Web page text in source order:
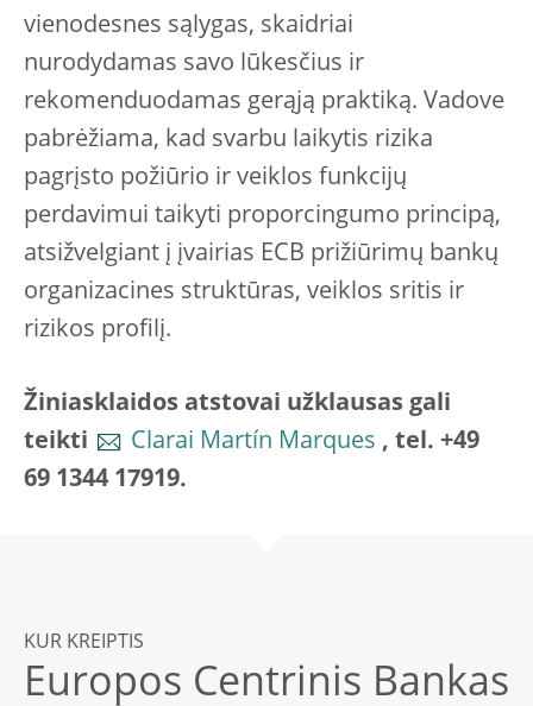
vienodesnes sąlygas, skaidriai
nurodydamas savo lūkesčius ir
rekomenduodamas gerąją praktiką. Vadove
pabrėžiama, kad svarbu laikytis rizika
pagrįsto požiūrio ir veiklos funkcijų
perdavimui taikyti proporcingumo principą,
atsižvelgiant į įvairias ECB prižiūrimų bankų
organizacines struktūras, veiklos sritis ir
rizikos profilį.
Žiniasklaidos atstovai užklausas gali
teikti
Clarai Martín Marques , tel. +49
69 1344 17919.
KUR KREIPTIS
Europos Centrinis Bankas